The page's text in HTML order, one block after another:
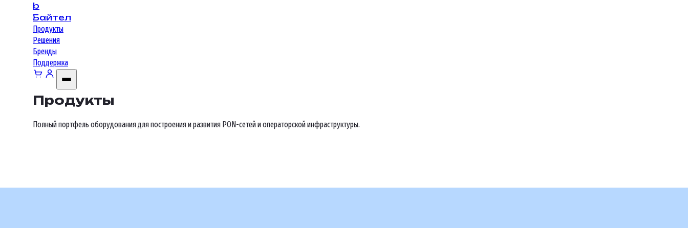
b
Байтел
Продукты
Решения
Бренды
Поддержка
Продукты
Полный портфель оборудования для построения и развития PON-сетей и операторской инфраструктуры.